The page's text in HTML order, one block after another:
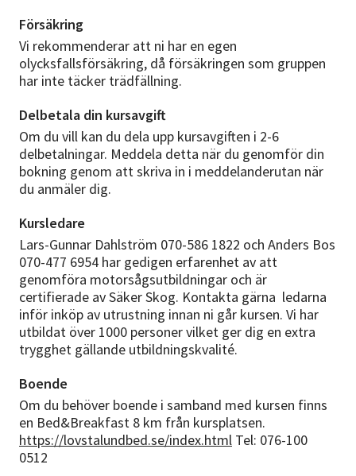
Försäkring
Vi rekommenderar att ni har en egen
olycksfallsförsäkring, då försäkringen som gruppen
har inte täcker trädfällning.
Delbetala din kursavgift
Om du vill kan du dela upp kursavgiften i 2-6
delbetalningar. Meddela detta när du genomför din
bokning genom att skriva in i meddelanderutan när
du anmäler dig.
Kursledare
Lars-Gunnar Dahlström 070-586 1822 och Anders Bos
070-477 6954 har gedigen erfarenhet av att
genomföra motorsågsutbildningar och är
certifierade av Säker Skog. Kontakta gärna ledarna
inför inköp av utrustning innan ni går kursen. Vi har
utbildat över 1000 personer vilket ger dig en extra
trygghet gällande utbildningskvalité.
Boende
Om du behöver boende i samband med kursen finns
en Bed&Breakfast 8 km från kursplatsen.
https://lovstalundbed.se/index.html Tel: 076-100
0512